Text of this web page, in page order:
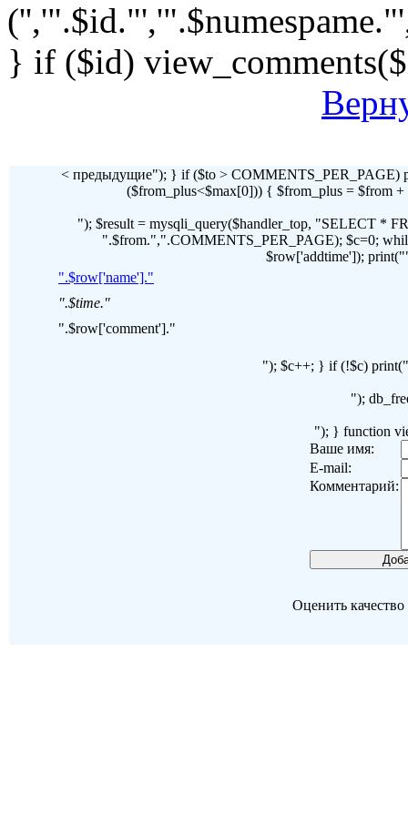
} if ($id)
< предыдущие"); } if ($to > COMMENTS_PER_PAGE)
($from_plus<$max[0])) { $from_plus = $from
"); $result = mysqli_query($handler_top, "SELECT *
".$from.",".COMMENTS_PER_PAGE); $c=0;
$row['addtime']);
".$row['name']."
".$time."
".$row['comment']."
"); $c++; } if (!$c)
");
"); } function
Ваше имя:
E-mail:
Комментарий:
Оценить